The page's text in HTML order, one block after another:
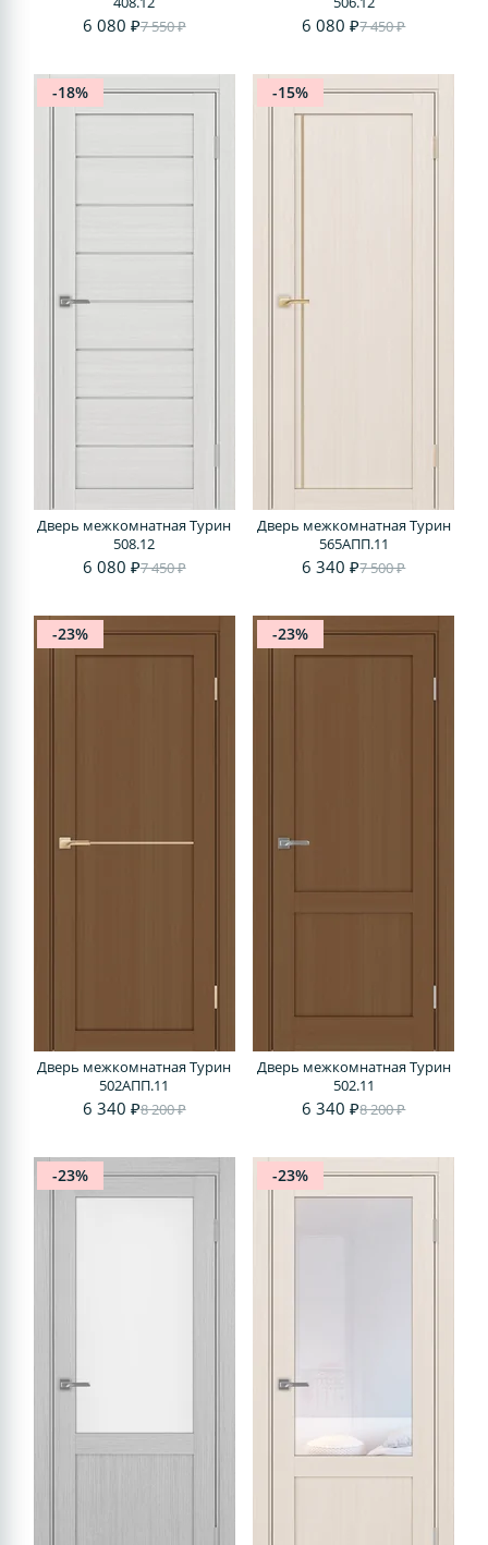
6 080 ₽7 550 ₽ 6 080 ₽7 450 ₽
-18%
Дверь межкомнатная Турин
508.12
6 080 ₽7 450 ₽
-15%
Дверь межкомнатная Турин
565АПП.11
6 340 ₽7 500 ₽
-23%
Дверь межкомнатная Турин
502АПП.11
6 340 ₽8 200 ₽
-23%
Дверь межкомнатная Турин
502.11
6 340 ₽8 200 ₽
-23% -23%